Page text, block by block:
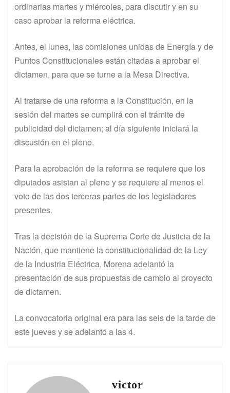
ordinarias martes y miércoles, para discutir y en su
caso aprobar la reforma eléctrica.
Antes, el lunes, las comisiones unidas de Energía y de
Puntos Constitucionales están citadas a aprobar el
dictamen, para que se turne a la Mesa Directiva.
Al tratarse de una reforma a la Constitución, en la
sesión del martes se cumplirá con el trámite de
publicidad del dictamen; al día siguiente iniciará la
discusión en el pleno.
Para la aprobación de la reforma se requiere que los
diputados asistan al pleno y se requiere al menos el
voto de las dos terceras partes de los legisladores
presentes.
Tras la decisión de la Suprema Corte de Justicia de la
Nación, que mantiene la constitucionalidad de la Ley
de la Industria Eléctrica, Morena adelantó la
presentación de sus propuestas de cambio al proyecto
de dictamen.
La convocatoria original era para las seis de la tarde de
este jueves y se adelantó a las 4.
victor